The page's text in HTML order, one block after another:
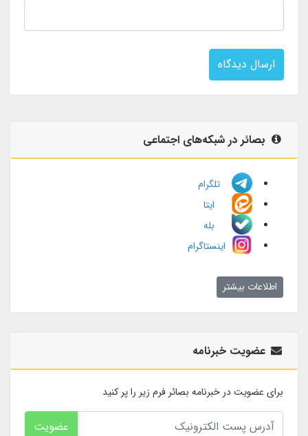
ارسال دیدگاه
بصائر در شبکه‌های اجتماعی
تلگرام
ایتا
بله
اینستاگرام
اطلاعات بیشتر
عضویت خبرنامه
برای عضویت در خبرنامه بصائر فرم زیر را پر کنید
عضویت